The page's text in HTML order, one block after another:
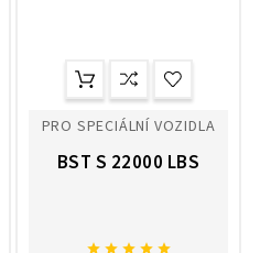
PRO SPECIÁLNÍ VOZIDLA
BST S 22000 LBS
    